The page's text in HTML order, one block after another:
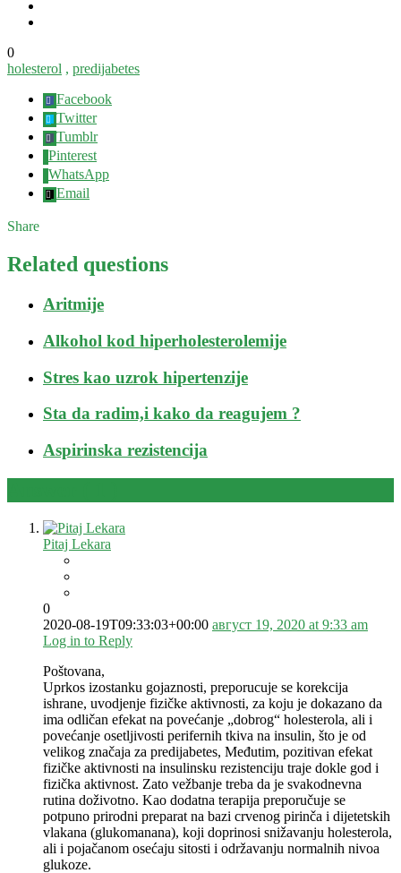
0
holesterol , predijabetes
Facebook
Twitter
Tumblr
Pinterest
WhatsApp
Email
Share
Related questions
Aritmije
Alkohol kod hiperholesterolemije
Stres kao uzrok hipertenzije
Sta da radim,i kako da reagujem ?
Aspirinska rezistencija
Pitaj Lekara
0
2020-08-19T09:33:03+00:00 август 19, 2020 at 9:33 am
Log in to Reply
Poštovana,
Uprkos izostanku gojaznosti, preporucuje se korekcija
ishrane, uvodjenje fizičke aktivnosti, za koju je dokazano da
ima odličan efekat na povećanje „dobrog“ holesterola, ali i
povećanje osetljivosti perifernih tkiva na insulin, što je od
velikog značaja za predijabetes, Međutim, pozitivan efekat
fizičke aktivnosti na insulinsku rezistenciju traje dokle god i
fizička aktivnost. Zato vežbanje treba da je svakodnevna
rutina doživotno. Kao dodatna terapija preporučuje se
potpuno prirodni preparat na bazi crvenog pirinča i dijetetskih
vlakana (glukomanana), koji doprinosi snižavanju holesterola,
ali i pojačanom osećaju sitosti i održavanju normalnih nivoa
glukoze.